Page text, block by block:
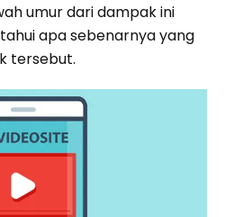
umur dari dampak ini
apa sebenarnya yang
tersebut.